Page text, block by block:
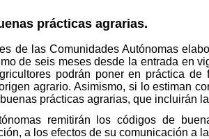
prácticas agrarias.
de las Comunidades Autónomas
de seis meses desde la entrada en
podrán poner en práctica
agrario. Asimismo, si lo estiman
prácticas agrarias, que incluirán
remitirán los códigos de
a los efectos de su comunicación a